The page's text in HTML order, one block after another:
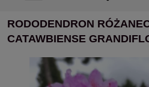
RODODENDRON
CATAWBIENSE